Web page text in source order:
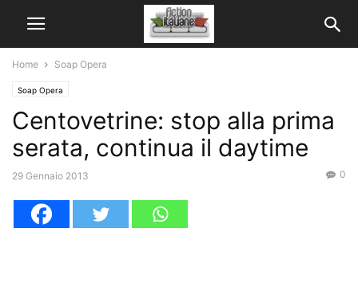
Home Soap Opera
Soap Opera
Centovetrine: stop alla prima
serata, continua il daytime
29 Gennaio 2013 0